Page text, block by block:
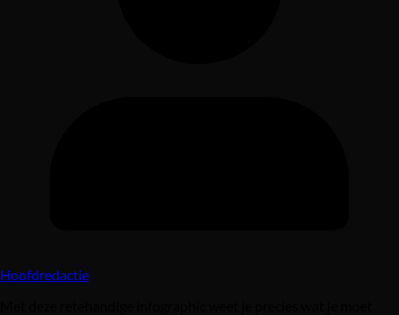
Hoofdredactie